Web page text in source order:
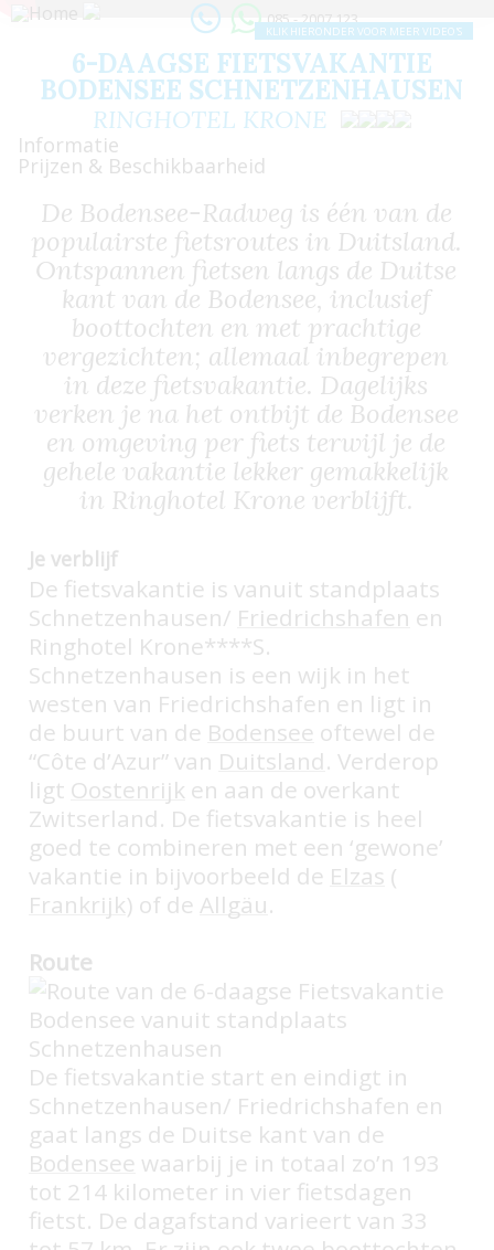
085 - 2007 123
KLIK HIERONDER VOOR MEER VIDEO'S
6-DAAGSE FIETSVAKANTIE
BODENSEE SCHNETZENHAUSEN
RINGHOTEL KRONE
Informatie
Prijzen & Beschikbaarheid
De Bodensee-Radweg is één van de
populairste fietsroutes in Duitsland.
Ontspannen fietsen langs de Duitse
kant van de Bodensee, inclusief
boottochten en met prachtige
vergezichten; allemaal inbegrepen
in deze fietsvakantie. Dagelijks
verken je na het ontbijt de Bodensee
en omgeving per fiets terwijl je de
gehele vakantie lekker gemakkelijk
in Ringhotel Krone verblijft.
Je verblijf
De fietsvakantie is vanuit standplaats
Schnetzenhausen/ Friedrichshafen en
Ringhotel Krone****S.
Schnetzenhausen is een wijk in het
westen van Friedrichshafen en ligt in
de buurt van de Bodensee oftewel de
“Côte d’Azur” van Duitsland. Verderop
ligt Oostenrijk en aan de overkant
Zwitserland. De fietsvakantie is heel
goed te combineren met een ‘gewone’
vakantie in bijvoorbeeld de Elzas (
Frankrijk) of de Allgäu.
Route
De fietsvakantie start en eindigt in
Schnetzenhausen/ Friedrichshafen en
gaat langs de Duitse kant van de
Bodensee waarbij je in totaal zo’n 193
tot 214 kilometer in vier fietsdagen
fietst. De dagafstand varieert van 33